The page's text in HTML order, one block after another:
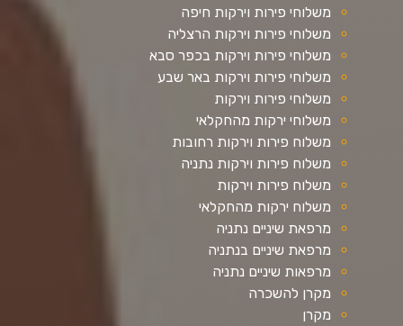
משלוחי פירות וירקות חיפה
משלוחי פירות וירקות הרצליה
משלוחי פירות וירקות בכפר סבא
משלוחי פירות וירקות באר שבע
משלוחי פירות וירקות
משלוחי ירקות מהחקלאי
משלוח פירות וירקות רחובות
משלוח פירות וירקות נתניה
משלוח פירות וירקות
משלוח ירקות מהחקלאי
מרפאת שיניים נתניה
מרפאת שיניים בנתניה
מרפאות שיניים נתניה
מקרן להשכרה
מקרן